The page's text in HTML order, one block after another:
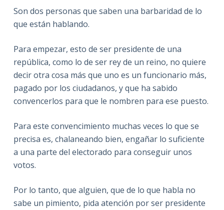
Son dos personas que saben una barbaridad de lo
que están hablando.
Para empezar, esto de ser presidente de una
república, como lo de ser rey de un reino, no quiere
decir otra cosa más que uno es un funcionario más,
pagado por los ciudadanos, y que ha sabido
convencerlos para que le nombren para ese puesto.
Para este convencimiento muchas veces lo que se
precisa es, chalaneando bien, engañar lo suficiente
a una parte del electorado para conseguir unos
votos.
Por lo tanto, que alguien, que de lo que habla no
sabe un pimiento, pida atención por ser presidente